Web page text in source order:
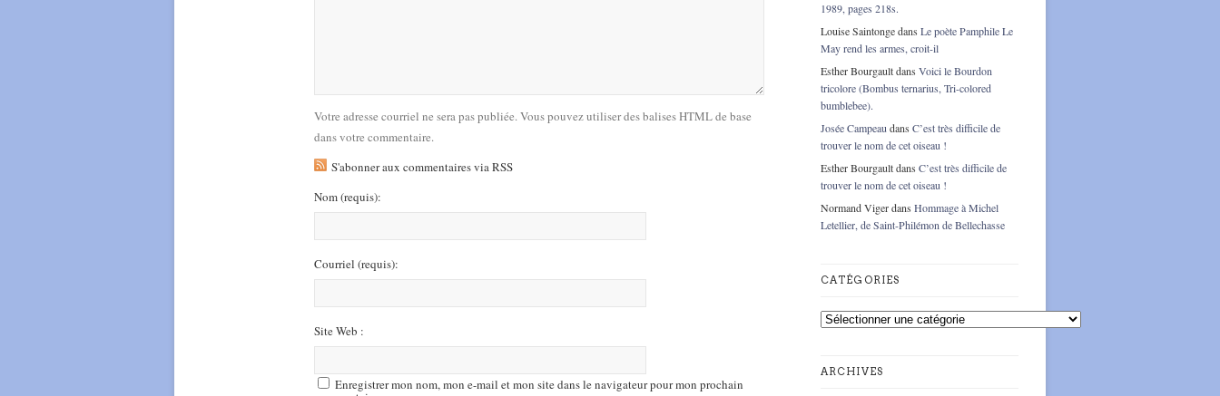
Votre adresse courriel ne sera pas publiée. Vous pouvez utiliser des balises HTML de base
dans votre commentaire.
S'abonner aux commentaires via RSS
Nom(requis):
Courriel (requis):
Site Web :
Enregistrer mon nom, mon e-mail et mon site dans le navigateur pour mon prochain
1989, pages 218s.
Louise Saintongedans Le poète Pamphile Le
May rend les armes, croit-il
Esther Bourgaultdans Voici le Bourdon
tricolore (Bombus ternarius, Tri-colored
bumblebee).
Josée Campeau dans C’est très difficile de
trouver le nom de cet oiseau !
Esther Bourgaultdans C’est très difficile de
trouver le nom de cet oiseau !
Normand Vigerdans Hommage à Michel
Letellier, de Saint-Philémon de Bellechasse
CATÉGORIES
ARCHIVES